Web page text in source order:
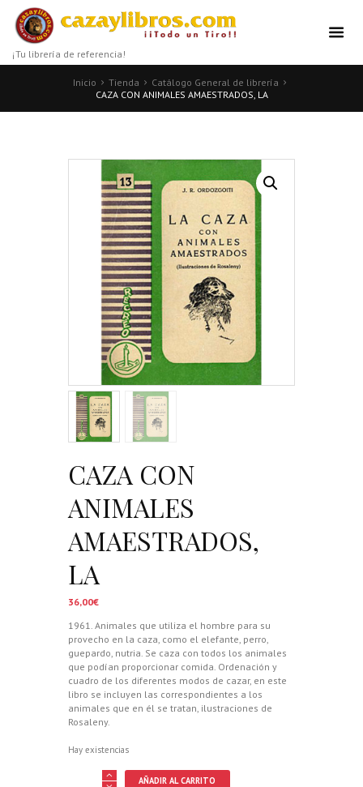
¡Tu librería de referencia!
Inicio Tienda
Catálogo General de librería
CAZA CON ANIMALES AMAESTRADOS, LA
CAZA CON
ANIMALES
AMAESTRADOS,
LA
36,00€
1961. Animales que utiliza el hombre para su
provecho en la caza, como el elefante, perro,
guepardo, nutria. Se caza con todos los animales
que podían proporcionar comida. Ordenación y
cuadro de los diferentes modos de cazar, en este
libro se incluyen las correspondientes a los
animales que en él se tratan, ilustraciones de
Rosaleny.
Hay existencias
AÑADIR AL CARRITO